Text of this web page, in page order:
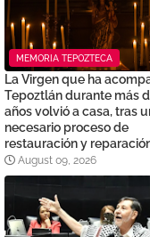
MEMORIA TEPOZTECA
La Virgen que ha
Tepoztlán durante más
años volvió a casa, tras
necesario proceso de
restauración y
August 09, 2026